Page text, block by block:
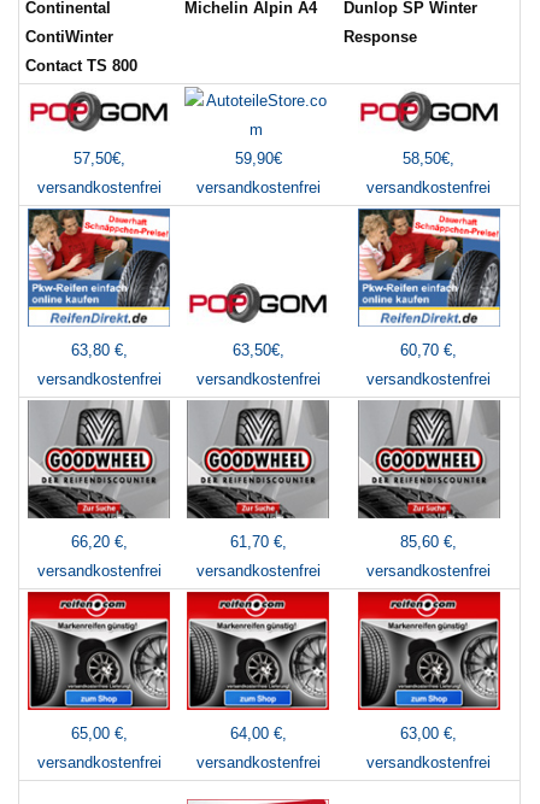
Continental
ContiWinter
Contact TS 800
Michelin Alpin A4
Dunlop SP Winter
Response
57,50€,
versandkostenfrei
59,90€
versandkostenfrei
58,50€,
versandkostenfrei
63,80 €,
versandkostenfrei
63,50€,
versandkostenfrei
60,70 €,
versandkostenfrei
66,20 €,
versandkostenfrei
61,70 €,
versandkostenfrei
85,60 €,
versandkostenfrei
65,00 €,
versandkostenfrei
64,00 €,
versandkostenfrei
63,00 €,
versandkostenfrei